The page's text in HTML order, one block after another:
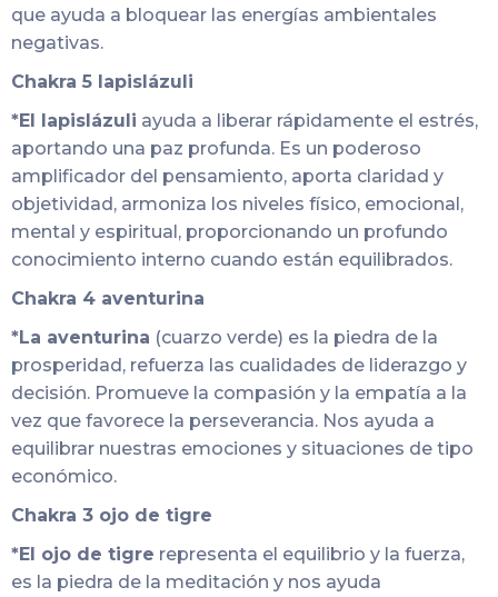
que ayuda a bloquear las energías ambientales
negativas.
Chakra 5 lapislázuli
*El lapislázuli ayuda a liberar rápidamente el estrés,
aportando una paz profunda. Es un poderoso
amplificador del pensamiento, aporta claridad y
objetividad, armoniza los niveles físico, emocional,
mental y espiritual, proporcionando un profundo
conocimiento interno cuando están equilibrados.
Chakra 4 aventurina
*La aventurina (cuarzo verde) es la piedra de la
prosperidad, refuerza las cualidades de liderazgo y
decisión. Promueve la compasión y la empatía a la
vez que favorece la perseverancia. Nos ayuda a
equilibrar nuestras emociones y situaciones de tipo
económico.
Chakra 3 ojo de tigre
*El ojo de tigre representa el equilibrio y la fuerza,
es la piedra de la meditación y nos ayuda